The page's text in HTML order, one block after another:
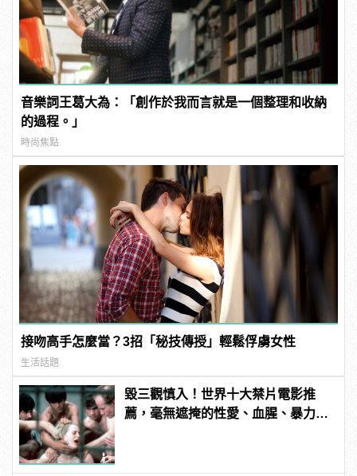
音樂詞王葛大為：「創作於我而言就是一個整理和收納
的過程。」
時尚焦點
接吻高手怎麼當？3招「秘技傳授」輕鬆俘虜女性
生活話題
毀三觀慎入！世界十大禁片電影推
薦，毫無遮掩的性愛、血腥、暴力、